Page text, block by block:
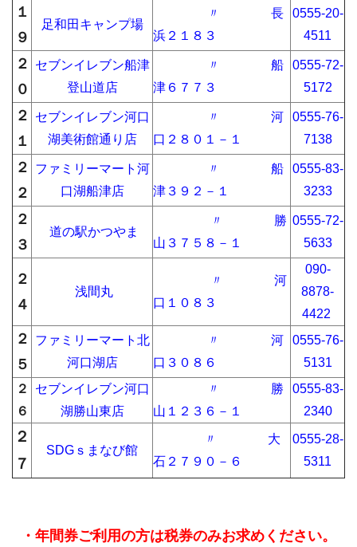
１
９
足和田キャンプ場
〃 長
浜２１８３
0555-20-
4511
２
０
セブンイレブン船津
登山道店
〃 船
津６７７３
0555-72-
5172
２
１
セブンイレブン河口
湖美術館通り店
〃 河
口２８０１－１
0555-76-
7138
２
２
ファミリーマート河
口湖船津店
〃 船
津３９２－１
0555-83-
3233
２
３
道の駅かつやま
〃 勝
山３７５８－１
0555-72-
5633
２
４
浅間丸
〃 河
口１０８３
090-
8878-
4422
２
５
ファミリーマート北
河口湖店
〃 河
口３０８６
0555-76-
5131
２
６
セブンイレブン河口
湖勝山東店
〃 勝
山１２３６－１
0555-83-
2340
２
７
SDGｓまなび館
〃 大
石２７９０－６
0555-28-
5311
・年間券ご利用の方は税券のみお求めください。